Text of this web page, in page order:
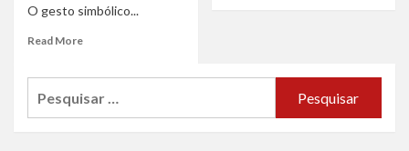
O gesto simbólico...
Read MoreRead
assume
Revista